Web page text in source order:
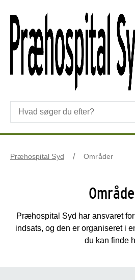
Præhospital Syd Områder
Præhospital Syd har ansvaret
indsats, og den er organiseret i
du kan finde